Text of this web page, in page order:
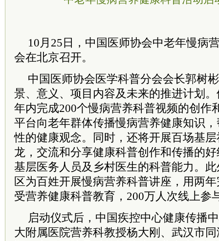
10月25日，中国医师协会中老年慢病
会在北京召开。
中国医师协会医学科普分会会长郭树
景、意义、项目内容及未来的推进计划
年内完成200个慢病营养科普视频的创作
平台向老年群体传播慢病营养健康知识
性的健康观念。同时，还将开展百场基
龙，交流和分享健康科普创作和传播的
基层医务人员及乡村医生的科普能力。
区为百姓开展慢病营养科普讲座，用两
受营养健康科普教育，200万人次线上参
启动仪式后，中国疾控中心健康传播
大附属医院营养科教授杨大刚、武汉市